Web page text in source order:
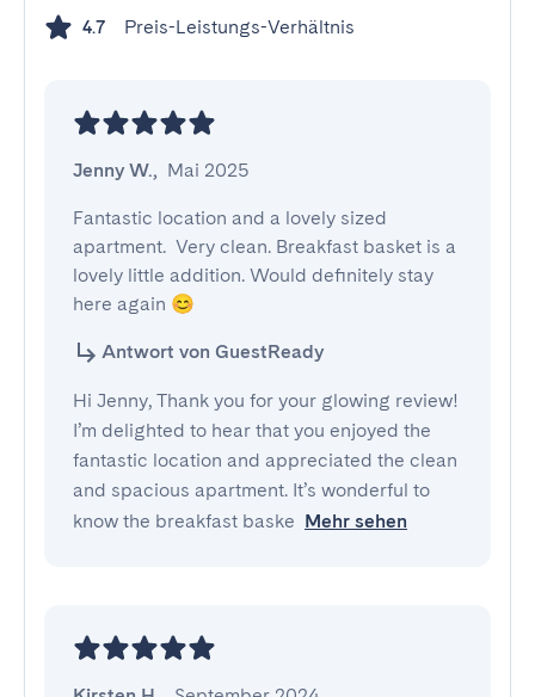
4.7 Preis-Leistungs-Verhältnis
Jenny W., Mai 2025
Fantastic location and a lovely sized
apartment.  Very clean. Breakfast basket is a
lovely little addition. Would definitely stay
here again 😊
Antwort von GuestReady
Hi Jenny, Thank you for your glowing review!
I’m delighted to hear that you enjoyed the
fantastic location and appreciated the clean
and spacious apartment. It’s wonderful to
know the breakfast baske Mehr sehen